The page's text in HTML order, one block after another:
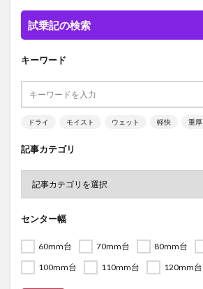
試乗記の検索
キーワード
ドライ モイスト ウェット 軽快 重厚
記事カテゴリ
センター幅
60mm台 70mm台 80mm台
100mm台
110mm台 120mm台